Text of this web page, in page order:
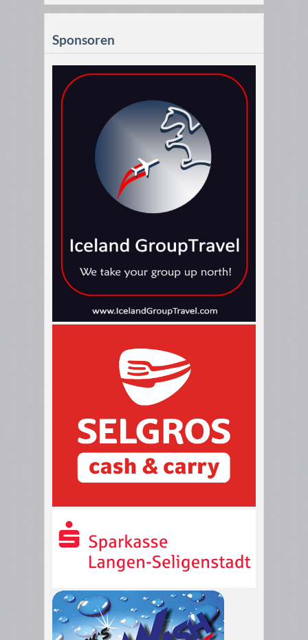
Sponsoren